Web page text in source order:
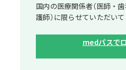
国内の医療関係者（医師・
護師）に限らせていただいて
medパスで